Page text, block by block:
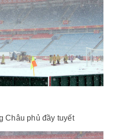
Châu phủ đầy tuyết